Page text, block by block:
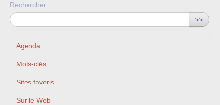
Rechercher :
>>
Agenda
Mots-clés
Sites favoris
Sur le Web